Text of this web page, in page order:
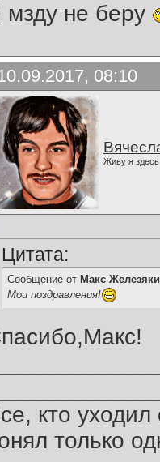
мзду не беру
08:10
Живу я здесь
Цитата:
Сообщение от Макс
Мои поздравления!
кто
только